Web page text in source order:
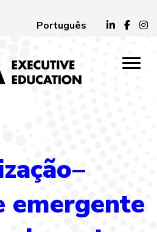
Português
emergente